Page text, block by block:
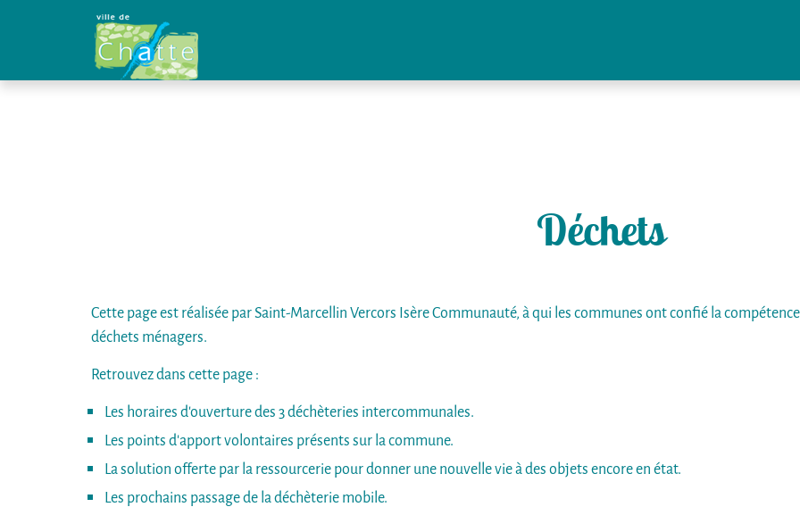
Déchets
Cette page est réalisée par Saint-Marcellin Vercors Isère Communauté, à qui les communes ont confié la
déchets ménagers.
Retrouvez dans cette page :
Les horaires d'ouverture des 3 déchèteries intercommunales.
Les points d'apport volontaires présents sur la commune.
La solution offerte par la ressourcerie pour donner une nouvelle vie à des objets encore en état.
Les prochains passage de la déchèterie mobile.
Panneau de gestion des cookies